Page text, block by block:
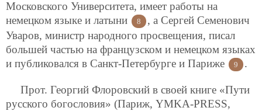
Московского Университета, имеет работы на
немецком языке и латыни
8
, а Сергей Семенович
Уваров, министр народного просвещения, писал
большей частью на французском и немецком языках
и публиковался в Санкт-Петербурге и Париже
9 .
Прот. Георгий Флоровский в своей книге «Пути
русского богословия» (Париж, YMKA-PRESS,